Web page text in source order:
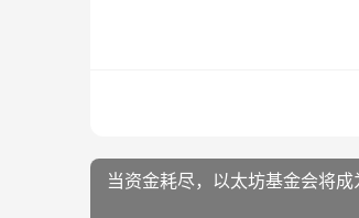
当资金耗尽，以太坊基金会将成